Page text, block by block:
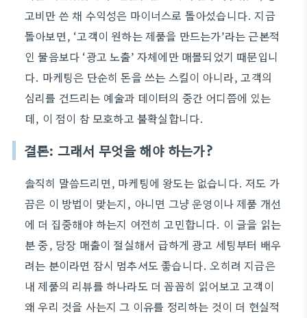
고비만 쓴 채 수익성은 마이너스로 돌아섰습니다. 지금
돌아보면, ‘고객이 원하는 제품을 만드는가’라는 근본적
인 물음보다 ‘광고 노출’ 자체에만 매몰되었기 때문입니
다. 마케팅은 단순히 돈을 쓰는 스킬이 아니라, 고객의
심리를 건드리는 예술과 데이터의 중간 어디쯤에 있는
데, 이 점이 참 모호하고 불확실합니다.
결론: 그래서 무엇을 해야 하는가?
솔직히 말씀드리면, 마케팅에 왕도는 없습니다. 저도 가
끔은 이 방법이 맞는지, 아니면 그냥 운영이나 제품 개선
에 더 집중해야 하는지 여전히 고민합니다. 이 글을 읽는
분 중, 당장 매출이 절실해서 급하게 광고 세팅부터 배우
려는 분이라면 잠시 멈추셔도 좋습니다. 오히려 지금은
내 제품의 리뷰를 하나라도 더 꼼꼼히 읽어보고 고객이
왜 우리 것을 사는지 그 이유를 정리하는 것이 더 현실적